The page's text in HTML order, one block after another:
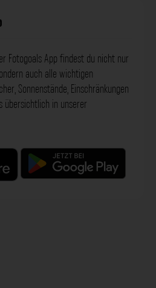
Fotogoals App findest du nicht nur
auch alle wichtigen
Sonnenstände, Einschränkungen
übersichtlich in unserer